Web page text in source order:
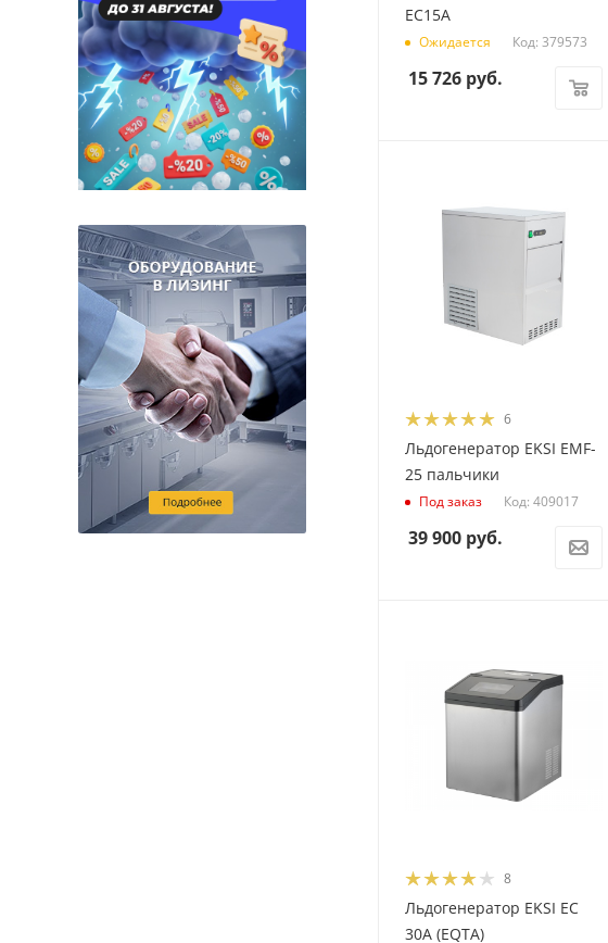
EC15A
Ожидается Код: 379573
15 726 руб.
6
Льдогенератор EKSI EMF-
25 пальчики
Под заказ Код: 409017
39 900 руб.
8
Льдогенератор EKSI EС
30A (EQTA)